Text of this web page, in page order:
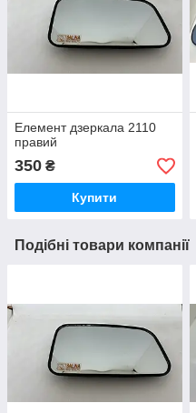
Елемент дзеркала 2110
правий
350 ₴
Купити
Подібні товари компанії